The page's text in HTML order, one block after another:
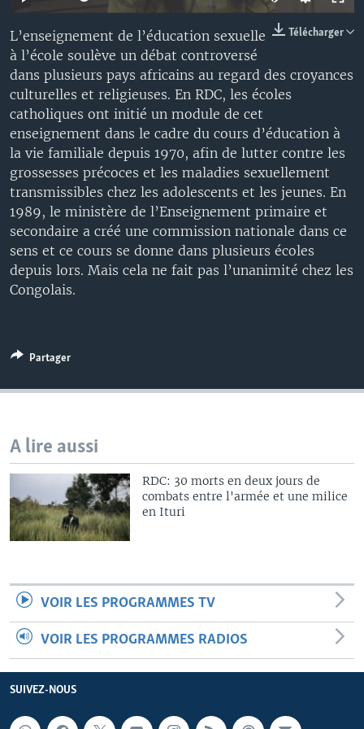
Télécharger
L’enseignement de l’éducation sexuelle
à l’école soulève un débat controversé
dans plusieurs pays africains au regard des croyances
culturelles et religieuses. En RDC, les écoles
catholiques ont initié un module de cet
enseignement dans le cadre du cours d’éducation à
la vie familiale depuis 1970, afin de lutter contre les
grossesses précoces et les maladies sexuellement
transmissibles chez les adolescents et les jeunes. En
1989, le ministère de l’Enseignement primaire et
secondaire a créé une commission nationale dans ce
sens et ce cours se donne dans plusieurs écoles
depuis lors. Mais cela ne fait pas l’unanimité chez les
Congolais.
Partager
A lire aussi
RDC: 30 morts en deux jours de
combats entre l'armée et une milice
en Ituri
VOIR LES PROGRAMMES TV
VOIR LES PROGRAMMES RADIOS
SUIVEZ-NOUS